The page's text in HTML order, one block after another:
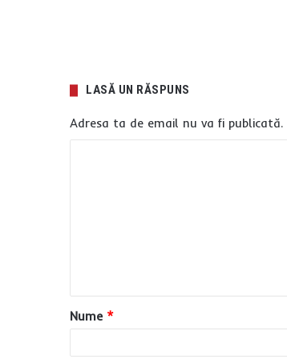
LASĂ UN RĂSPUNS
Adresa ta de email nu va fi publicată.
a
r
Nume *